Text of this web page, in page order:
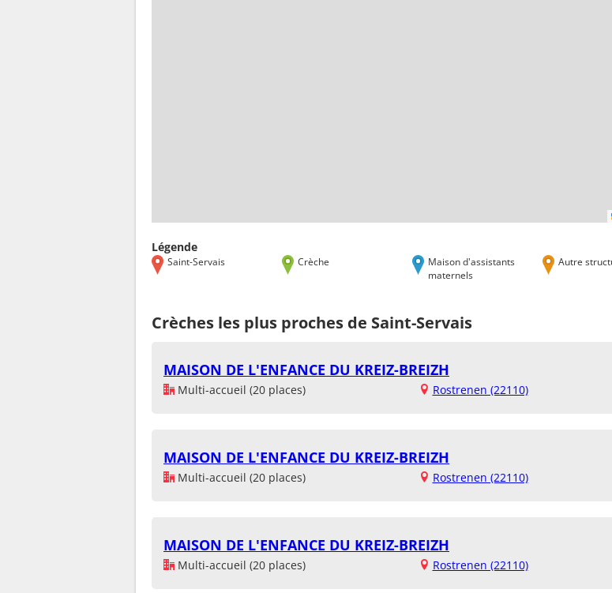
Légende
Saint-Servais Crèche
Maison d'assistants
maternels
Autre
Crèches les plus proches de Saint-Servais
MAISON DE L'ENFANCE DU KREIZ-BREIZH
Multi-accueil (20 places) Rostrenen (22110)
MAISON DE L'ENFANCE DU KREIZ-BREIZH
Multi-accueil (20 places) Rostrenen (22110)
MAISON DE L'ENFANCE DU KREIZ-BREIZH
Multi-accueil (20 places) Rostrenen (22110)